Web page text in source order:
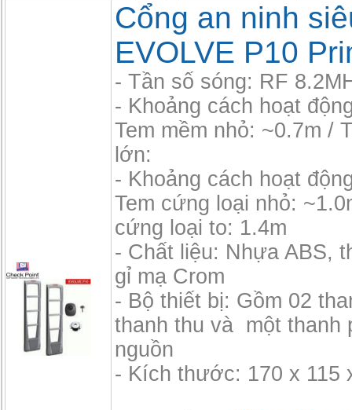
Cổng an ninh
EVOLVE P10
- Tần số sóng: RF
- Khoảng cách hoạt
Tem mềm nhỏ: ~0.7m /
lớn:
- Khoảng cách hoạt
Tem cứng loại nhỏ:
cứng loại to: 1.4m
- Chất liệu: Nhựa ABS,
gỉ mạ Crom
- Bộ thiết bị: Gồm 02
thanh thu và một thanh
nguồn
- Kích thước: 170 x 115